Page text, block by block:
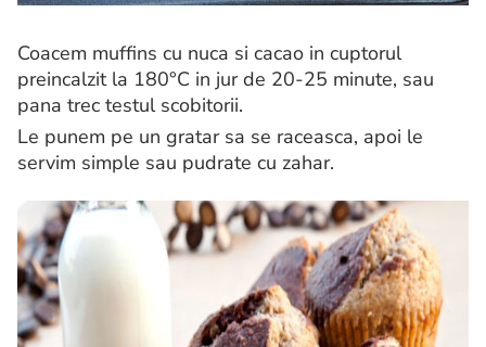
Coacem muffins cu nuca si cacao in cuptorul
preincalzit la 180°C in jur de 20-25 minute, sau
pana trec testul scobitorii.
Le punem pe un gratar sa se raceasca, apoi le
servim simple sau pudrate cu zahar.